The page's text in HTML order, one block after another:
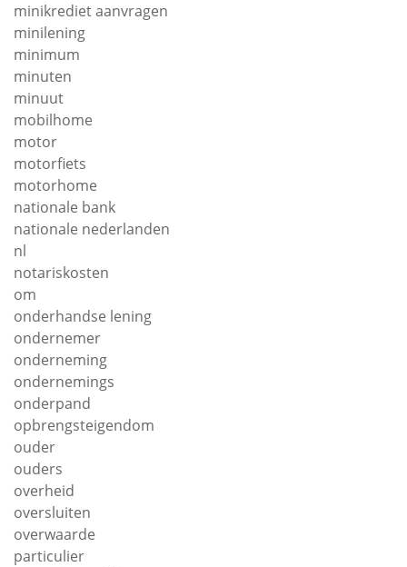
minikrediet aanvragen
minilening
minimum
minuten
minuut
mobilhome
motor
motorfiets
motorhome
nationale bank
nationale nederlanden
nl
notariskosten
om
onderhandse lening
ondernemer
onderneming
ondernemings
onderpand
opbrengsteigendom
ouder
ouders
overheid
oversluiten
overwaarde
particulier